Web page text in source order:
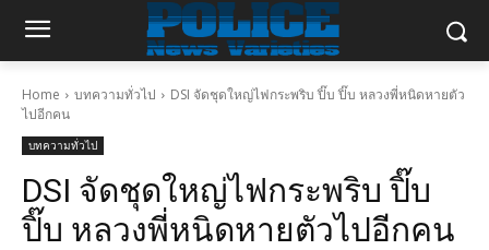
Home บทความทั่วไป
DSI จัดชุดใหญ่ไฟกระพริบ ปิ๊บ ปิ๊บ หลวงพี่หนิดหายตัว
ไปอีกคน
บทความทั่วไป
DSI จัดชุดใหญ่ไฟกระพริบ ปิ๊บ
ปิ๊บ หลวงพี่หนิดหายตัวไปอีกคน